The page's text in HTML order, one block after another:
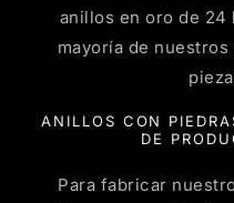
anillos en oro de 24
mayoría de nuestros
ANILLOS CON
DE
Para fabricar